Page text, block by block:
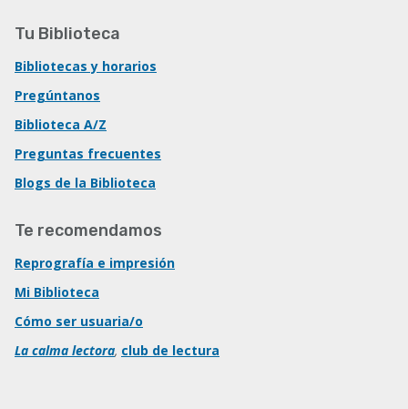
Tu Biblioteca
Bibliotecas y horarios
Pregúntanos
Biblioteca A/Z
Preguntas frecuentes
Blogs de la Biblioteca
Te recomendamos
Reprografía e impresión
Mi Biblioteca
Cómo ser usuaria/o
La calma lectora, club de lectura